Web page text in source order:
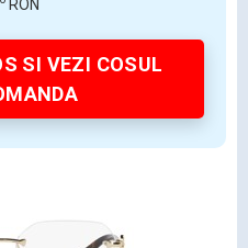
RON
SI VEZI COSUL